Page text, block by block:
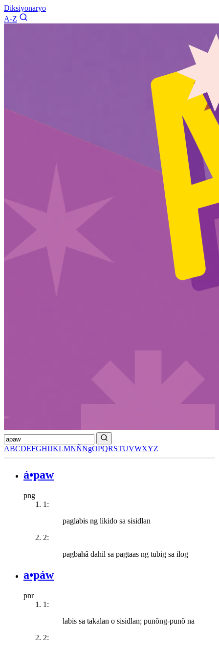
Diksiyonaryo
A-Z
ABCDEFGHIJKLMNÑNgOPQRSTUVWXYZ
á•paw
png
1:
paglabis ng likido sa sisidlan
2:
pagbahâ dahil sa pagtaas ng tubig sa ilog
a•páw
pnr
1:
labis sa takalan o sisidlan; punông-punô na
2: